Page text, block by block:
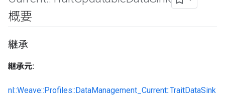
概要
継承
継承元:
nl::Weave::Profiles::DataManagement_Current::TraitDataSink